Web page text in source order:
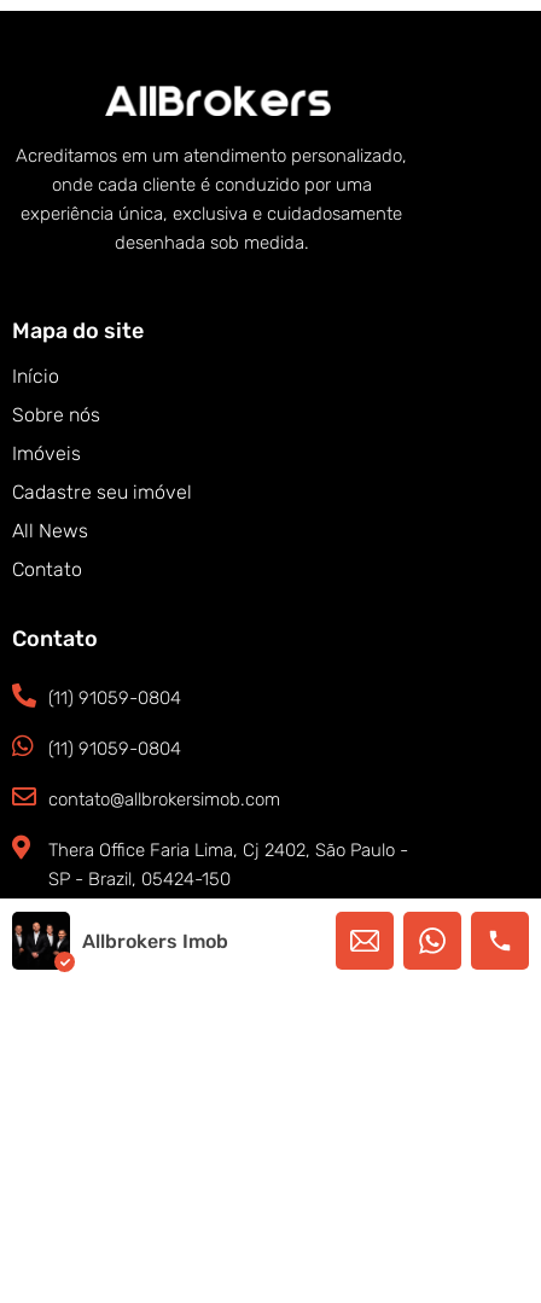
Acreditamos em um atendimento personalizado,
onde cada cliente é conduzido por uma
experiência única, exclusiva e cuidadosamente
desenhada sob medida.
Mapa do site
Início
Sobre nós
Imóveis
Cadastre seu imóvel
All News
Contato
Contato
(11) 91059-0804
(11) 91059-0804
contato@allbrokersimob.com
Thera Office Faria Lima, Cj 2402, São Paulo -
SP - Brazil, 05424-150
Allbrokers Imob